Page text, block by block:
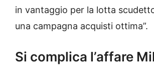
in vantaggio per la lotta
una campagna acquisti ottima”.
Si complica l’affare